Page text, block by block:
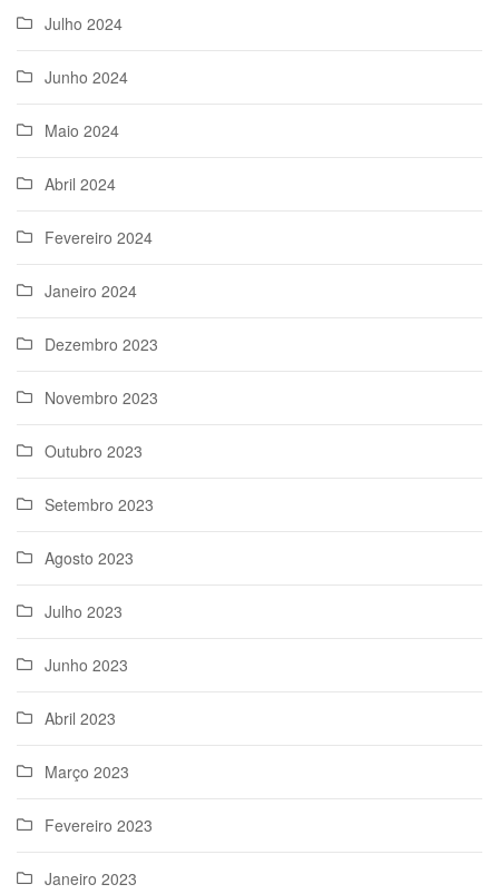
Julho 2024
Junho 2024
Maio 2024
Abril 2024
Fevereiro 2024
Janeiro 2024
Dezembro 2023
Novembro 2023
Outubro 2023
Setembro 2023
Agosto 2023
Julho 2023
Junho 2023
Abril 2023
Março 2023
Fevereiro 2023
Janeiro 2023